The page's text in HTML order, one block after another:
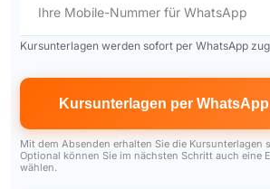
Ihre Mobile-Nummer für WhatsApp
Kursunterlagen werden sofort per WhatsApp
Mit dem Absenden erhalten Sie die Kursunterlagen
Optional können Sie im nächsten Schritt auch eine
wählen.